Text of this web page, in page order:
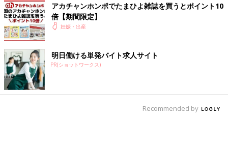
アカチャンホンポでたまひよ雑誌を買うとポイント10
倍【期間限定】
妊娠・出産
明日働ける単発バイト求人サイト
PR(ショットワークス)
Recommended by